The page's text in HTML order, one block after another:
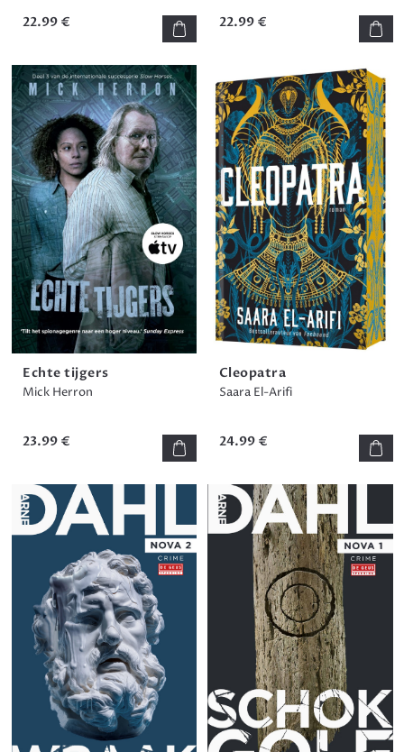
22.99 € 22.99 €
Echte tijgers
Mick Herron
23.99 €
Cleopatra
Saara El-Arifi
24.99 €